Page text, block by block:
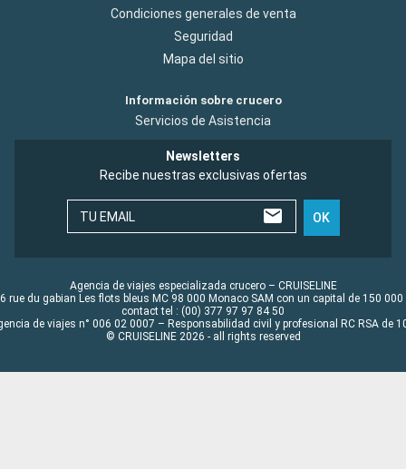
Condiciones generales de venta
Seguridad
Mapa del sitio
Información sobre crucero
Servicios de Asistencia
Newsletters
Recibe nuestras exclusivas ofertas
TU EMAIL OK
Agencia de viajes especializada crucero – CRUISELINE
rue du gabian Les flots bleus MC 98 000 Monaco SAM con un capital de 150 000
contact tel : (00) 377 97 97 84 50
de viajes n° 006 02 0007 – Responsabilidad civil y profesional RC RSA de
© CRUISELINE 2026 - all rights reserved